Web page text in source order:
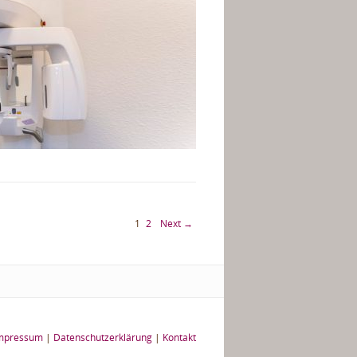
1 2 Next →
| Datenschutzerklärung | Kontakt